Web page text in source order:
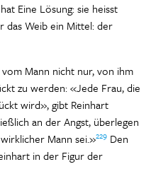
Eine Lösung: sie heisst
das Weib ein Mittel: der
Mann nicht nur, von ihm
zu werden: «Jede Frau, die
wird», gibt Reinhart
an der Angst, überlegen
Mann sei.»229 Den
in der Figur der